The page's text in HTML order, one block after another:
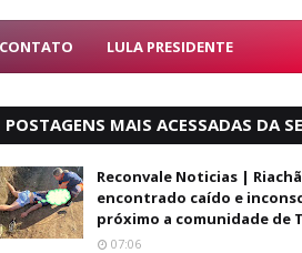
CONTATO LULA PRESIDENTE
POSTAGENS MAIS ACESSADAS DA
Reconvale Noticias |
encontrado caído e
próximo a comunidade de
07:06